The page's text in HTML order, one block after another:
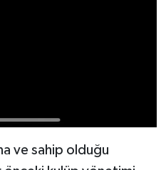
ve sahip olduğu